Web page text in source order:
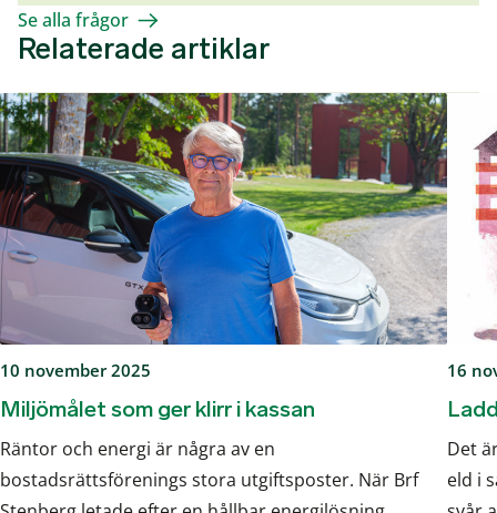
Se alla frågor
Relaterade artiklar
10 november 2025
Miljömålet som ger klirr i kassan
Räntor och energi är några av en
bostadsrättsförenings stora utgiftsposter. När Brf
16
Det
eld i